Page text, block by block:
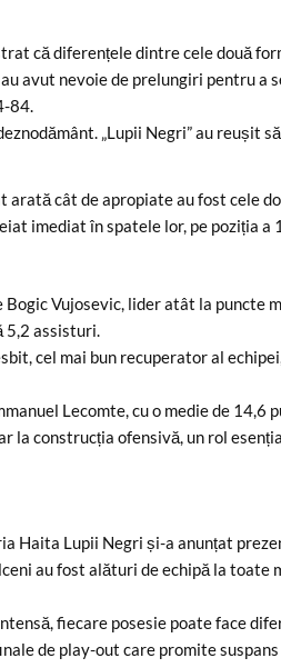
că diferențele dintre cele două
avut nevoie de prelungiri pentru a
84.
„Lupii Negri” au reușit
arată cât de apropiate au fost cele
imediat în spatele lor, pe poziția a
Vujosevic, lider atât la puncte
5,2 assisturi.
cel mai bun recuperator al
Lecomte, cu o medie de 14,6
la construcția ofensivă, un rol
Haita Lupii Negri și-a anunțat
au fost alături de echipă la toate
fiecare posesie poate face
de play-out care promite